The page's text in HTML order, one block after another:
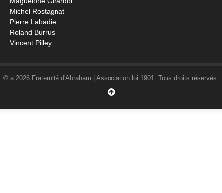
Michel Rostagnat
Pierre Labadie
Roland Burrus
Vincent Pilley
© a 2026 Fraternité d'Abraham | Association loi 1901. Tous droits réservés.